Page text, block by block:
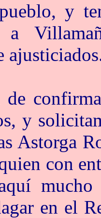
y
a
de
y
Astorga
con
en el